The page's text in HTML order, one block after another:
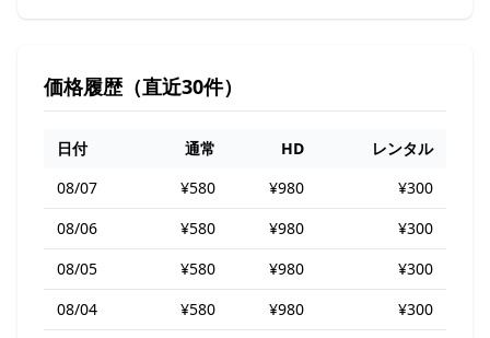
価格履歴（直近30件）
日付 通常 HD
レンタル
08/07
¥580 ¥980
¥300
08/06
¥580 ¥980
¥300
08/05
¥580 ¥980
¥300
08/04
¥580 ¥980
¥300